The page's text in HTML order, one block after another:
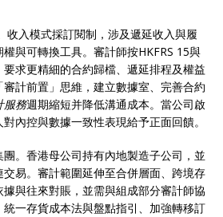
收入模式採訂閱制，涉及遞延收入與履
與可轉換工具。審計師按HKFRS 15與
求更精細的合約歸檔、遞延排程及權益
計前置」思維，建立數據室、完善合約
服務週期縮短并降低溝通成本。當公司啟
內控與數據一致性表現給予正面回饋。
。香港母公司持有內地製造子公司，並
易。審計範圍延伸至合併層面、跨境存
與往來對賬，並需與組成部分審計師協
一存貨成本法與盤點指引、加強轉移訂